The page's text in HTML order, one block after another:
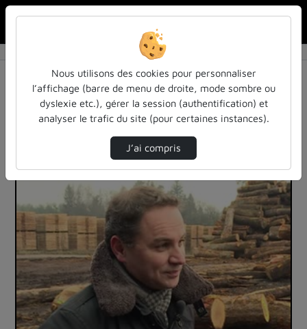
1 vidéo trouvée
Audio Vidéo Statistiques de vues
Direction de tri
00:06:13
Nous utilisons des cookies pour personnaliser
l’affichage (barre de menu de droite, mode sombre ou
dyslexie etc.), gérer la session (authentification) et
analyser le trafic du site (pour certaines instances).
J’ai compris